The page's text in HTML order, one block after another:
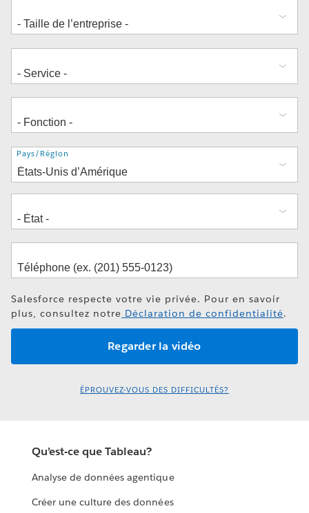
Adresse
Pays/Région
Salesforce respecte votre vie privée. Pour en savoir
plus, consultez notre Déclaration de confidentialité.
ÉPROUVEZ-VOUS DES DIFFICULTÉS?
Qu’est-ce que Tableau?
Analyse de données agentique
Créer une culture des données